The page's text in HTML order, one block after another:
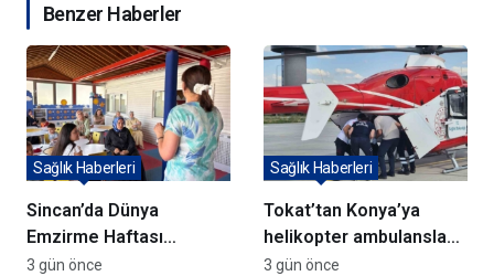
Benzer Haberler
Sincan’da Dünya
Emzirme Haftası
Semineri Düzenlendi
Sağlık Haberleri
3 gün önce
Tokat’tan Konya’ya
helikopter ambulansla
hasta sevk edildi
Sağlık Haberleri
3 gün önce